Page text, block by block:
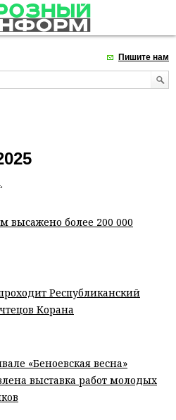
Пишите нам
высажено более 200 000
Республиканский
Корана
«Беноевская весна»
выставка работ молодых